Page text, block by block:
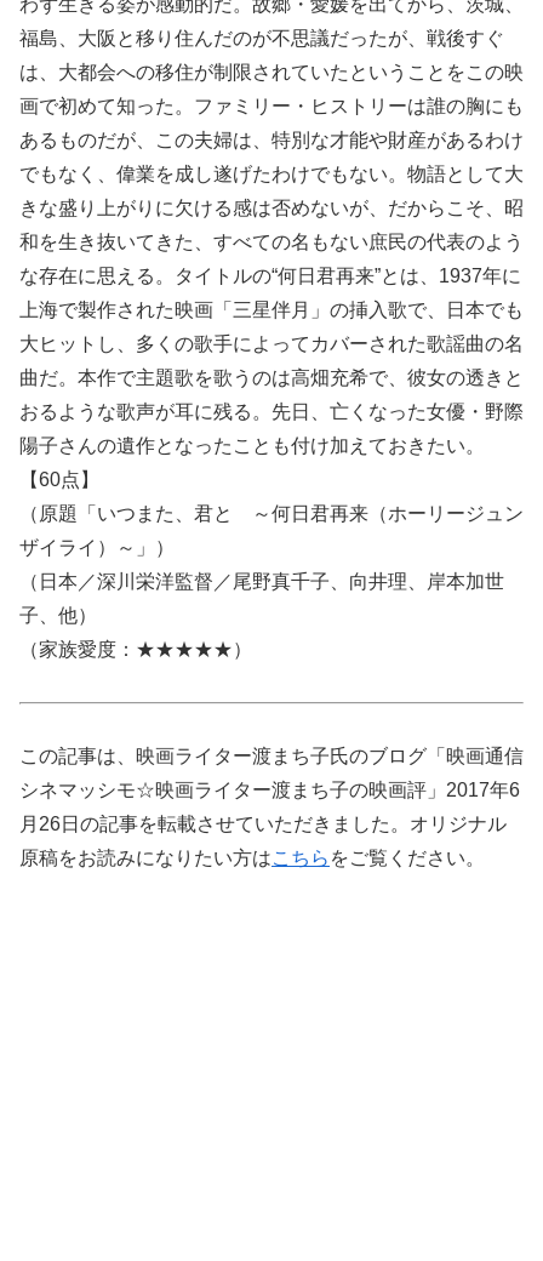
わず生きる姿が感動的だ。故郷・愛媛を出てから、茨城、
福島、大阪と移り住んだのが不思議だったが、戦後すぐ
は、大都会への移住が制限されていたということをこの映
画で初めて知った。ファミリー・ヒストリーは誰の胸にも
あるものだが、この夫婦は、特別な才能や財産があるわけ
でもなく、偉業を成し遂げたわけでもない。物語として大
きな盛り上がりに欠ける感は否めないが、だからこそ、昭
和を生き抜いてきた、すべての名もない庶民の代表のよう
な存在に思える。タイトルの“何日君再来”とは、1937年に
上海で製作された映画「三星伴月」の挿入歌で、日本でも
大ヒットし、多くの歌手によってカバーされた歌謡曲の名
曲だ。本作で主題歌を歌うのは高畑充希で、彼女の透きと
おるような歌声が耳に残る。先日、亡くなった女優・野際
陽子さんの遺作となったことも付け加えておきたい。
【60点】
（原題「いつまた、君と ～何日君再来（ホーリージュン
ザイライ）～」）
（日本／深川栄洋監督／尾野真千子、向井理、岸本加世
子、他）
（家族愛度：★★★★★）
この記事は、映画ライター渡まち子氏のブログ「映画通信
シネマッシモ☆映画ライター渡まち子の映画評」2017年6
月26日の記事を転載させていただきました。オリジナル
原稿をお読みになりたい方はこちら をご覧ください。